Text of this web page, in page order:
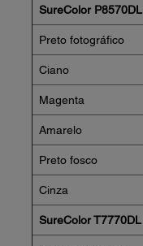
SureColor P8570DL
Preto fotográfico
Ciano
Magenta
Amarelo
Preto fosco
Cinza
SureColor T7770DL